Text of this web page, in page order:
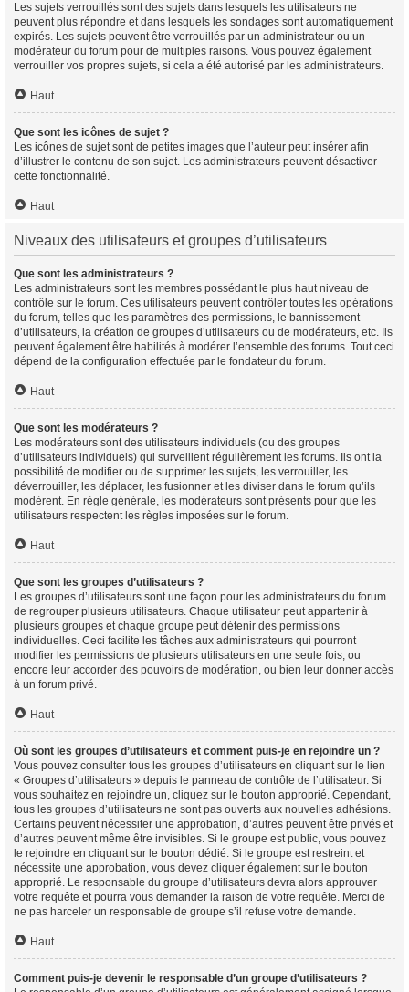
Les sujets verrouillés sont des sujets dans lesquels les utilisateurs ne
peuvent plus répondre et dans lesquels les sondages sont automatiquement
expirés. Les sujets peuvent être verrouillés par un administrateur ou un
modérateur du forum pour de multiples raisons. Vous pouvez également
verrouiller vos propres sujets, si cela a été autorisé par les administrateurs.
Haut
Que sont les icônes de sujet ?
Les icônes de sujet sont de petites images que l’auteur peut insérer afin
d’illustrer le contenu de son sujet. Les administrateurs peuvent désactiver
cette fonctionnalité.
Haut
Niveaux des utilisateurs et groupes d’utilisateurs
Que sont les administrateurs ?
Les administrateurs sont les membres possédant le plus haut niveau de
contrôle sur le forum. Ces utilisateurs peuvent contrôler toutes les opérations
du forum, telles que les paramètres des permissions, le bannissement
d’utilisateurs, la création de groupes d’utilisateurs ou de modérateurs, etc. Ils
peuvent également être habilités à modérer l’ensemble des forums. Tout ceci
dépend de la configuration effectuée par le fondateur du forum.
Haut
Que sont les modérateurs ?
Les modérateurs sont des utilisateurs individuels (ou des groupes
d’utilisateurs individuels) qui surveillent régulièrement les forums. Ils ont la
possibilité de modifier ou de supprimer les sujets, les verrouiller, les
déverrouiller, les déplacer, les fusionner et les diviser dans le forum qu’ils
modèrent. En règle générale, les modérateurs sont présents pour que les
utilisateurs respectent les règles imposées sur le forum.
Haut
Que sont les groupes d’utilisateurs ?
Les groupes d’utilisateurs sont une façon pour les administrateurs du forum
de regrouper plusieurs utilisateurs. Chaque utilisateur peut appartenir à
plusieurs groupes et chaque groupe peut détenir des permissions
individuelles. Ceci facilite les tâches aux administrateurs qui pourront
modifier les permissions de plusieurs utilisateurs en une seule fois, ou
encore leur accorder des pouvoirs de modération, ou bien leur donner accès
à un forum privé.
Haut
Où sont les groupes d’utilisateurs et comment puis-je en rejoindre un ?
Vous pouvez consulter tous les groupes d’utilisateurs en cliquant sur le lien
« Groupes d’utilisateurs » depuis le panneau de contrôle de l’utilisateur. Si
vous souhaitez en rejoindre un, cliquez sur le bouton approprié. Cependant,
tous les groupes d’utilisateurs ne sont pas ouverts aux nouvelles adhésions.
Certains peuvent nécessiter une approbation, d’autres peuvent être privés et
d’autres peuvent même être invisibles. Si le groupe est public, vous pouvez
le rejoindre en cliquant sur le bouton dédié. Si le groupe est restreint et
nécessite une approbation, vous devez cliquer également sur le bouton
approprié. Le responsable du groupe d’utilisateurs devra alors approuver
votre requête et pourra vous demander la raison de votre requête. Merci de
ne pas harceler un responsable de groupe s’il refuse votre demande.
Haut
Comment puis-je devenir le responsable d’un groupe d’utilisateurs ?